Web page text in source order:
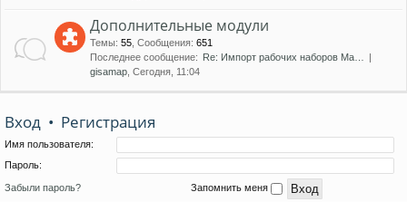
Дополнительные модули
Темы: 55 Сообщения: 651
Последнее сообщение: Re: Импорт рабочих наборов Ma…
gisamap , Сегодня, 11:04
Вход • Регистрация
Имя пользователя:
Пароль:
Забыли пароль? Запомнить меня